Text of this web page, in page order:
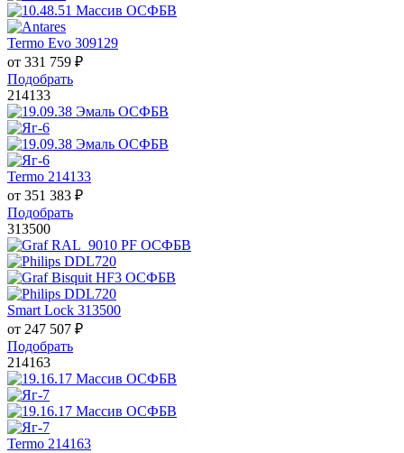
Termo Evo 309129
от 331 759 ₽
Подобрать
214133
Termo 214133
от 351 383 ₽
Подобрать
313500
Smart Lock 313500
от 247 507 ₽
Подобрать
214163
Termo 214163